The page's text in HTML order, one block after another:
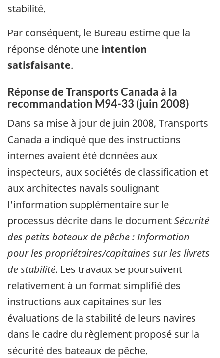
stabilité.
Par conséquent, le Bureau estime que la
réponse dénote une intention
satisfaisante.
Réponse de Transports Canada à la
recommandation M94-33 (juin 2008)
Dans sa mise à jour de juin 2008, Transports
Canada a indiqué que des instructions
internes avaient été données aux
inspecteurs, aux sociétés de classification et
aux architectes navals soulignant
l'information supplémentaire sur le
processus décrite dans le documentSécurité
des petits bateaux de pêche : Information
pour les propriétaires/capitaines sur les livrets
de stabilité. Les travaux se poursuivent
relativement à un format simplifié des
instructions aux capitaines sur les
évaluations de la stabilité de leurs navires
dans le cadre du règlement proposé sur la
sécurité des bateaux de pêche.